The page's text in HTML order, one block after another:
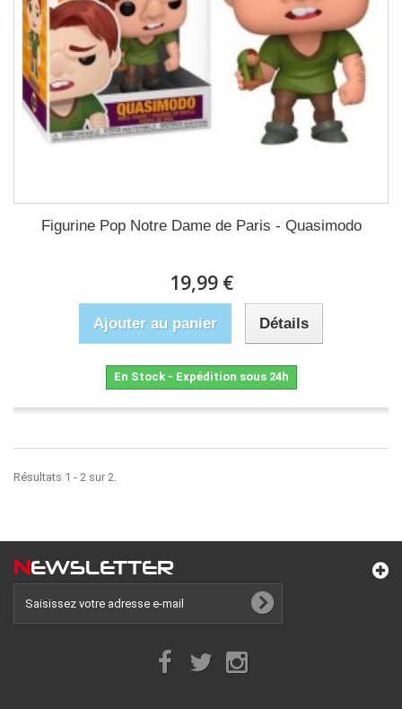
Figurine Pop Notre Dame de Paris - Quasimodo
19,99 €
Ajouter au panier Détails
En Stock - Expédition sous 24h
Résultats 1 - 2 sur 2.
NEWSLETTER